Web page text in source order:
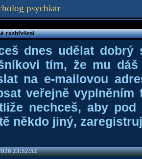
psychiatr
rozhřešení
dnes udělat dobrý
tím, že mu
na e-mailovou
veřejně
nechceš, aby
někdo jiný,
23:52:52